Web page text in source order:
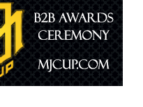
ons hasj
wietplanten